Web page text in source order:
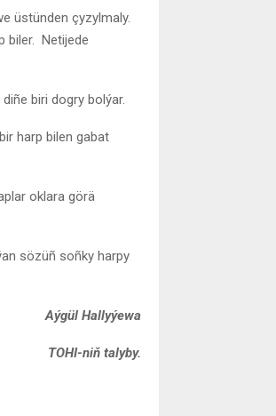
üstünden çyzylmaly.
biler. Netijede
biri dogry bolýar.
harp bilen gabat
oklara görä
sözüñ soñky harpy
Aýgül Hallyýewa
TOHI-niň talyby.